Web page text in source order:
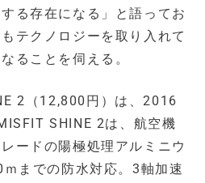
る存在になる」と語ってお
テクノロジーを取り入れて
ることを伺える。
2（12,800円）は、2016
SHINE 2は、航空機
ードの陽極処理アルミニウ
までの防水対応。3軸加速